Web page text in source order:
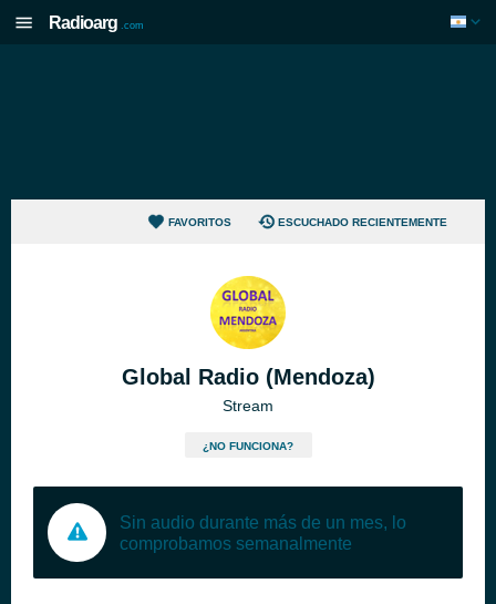
Radioarg .com
FAVORITOS ESCUCHADO RECIENTEMENTE
Global Radio (Mendoza)
Stream
¿NO FUNCIONA?
Sin audio durante más de un mes, lo
comprobamos semanalmente